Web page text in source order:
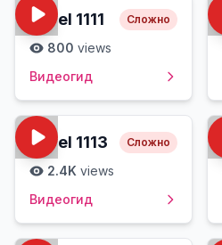
Level 1111 Сложно
800 views
Видеогид
Level 1113 Сложно
2.4K views
Видеогид